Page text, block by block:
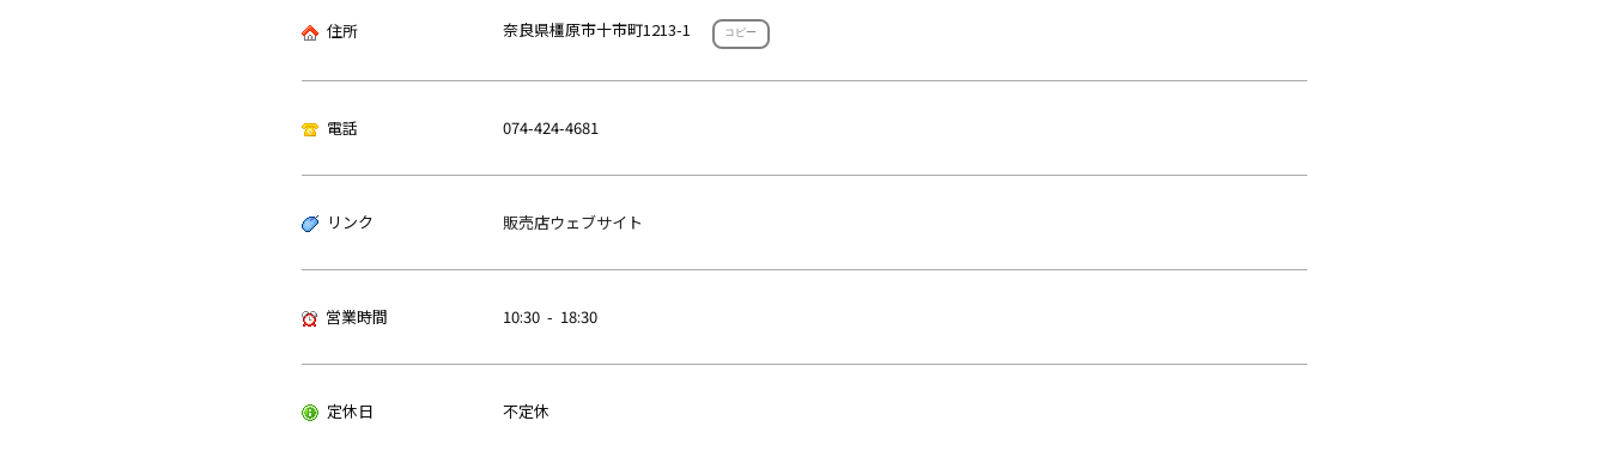
住所 奈良県橿原市十市町1213-1 コピー
電話 074-424-4681
リンク 販売店ウェブサイト
営業時間 10:30 - 18:30
定休日 不定休